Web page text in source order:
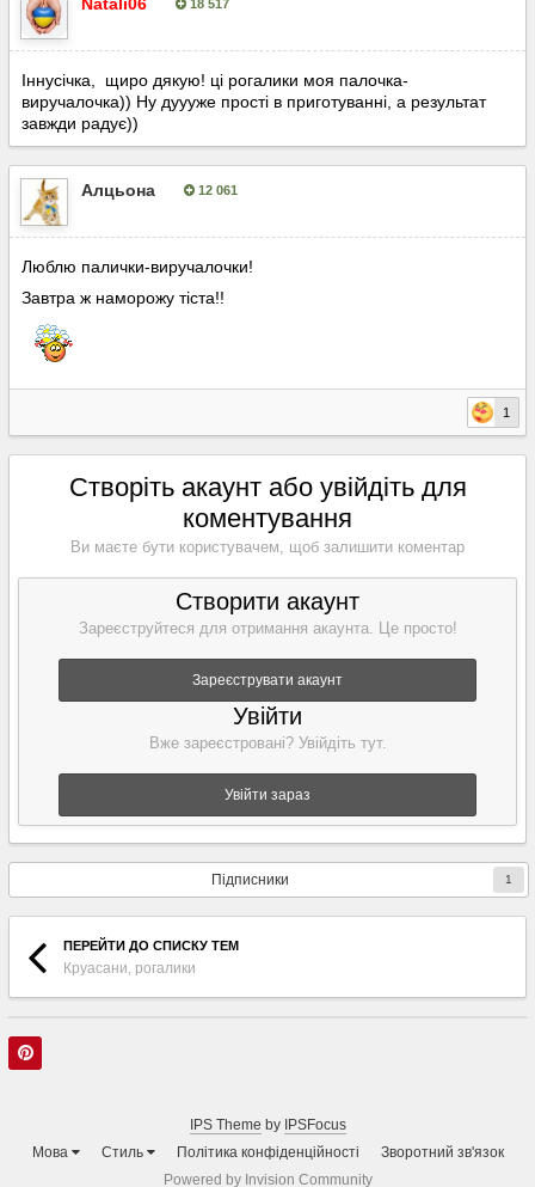
18 517
Іннусічка, щиро дякую! ці рогалики моя палочка-
виручалочка)) Ну дуууже прості в приготуванні, а результат
завжди радує))
Алцьона 12 061
Люблю палички-виручалочки!
Завтра ж наморожу тіста!!
1
Створіть акаунт або увійдіть для
коментування
Ви маєте бути користувачем, щоб залишити коментар
Створити акаунт
Зареєструйтеся для отримання акаунта. Це просто!
Зареєструвати акаунт
Увійти
Вже зареєстровані? Увійдіть тут.
Увійти зараз
Підписники 1
ПЕРЕЙТИ ДО СПИСКУ ТЕМ
Круасани, рогалики
IPS Theme by IPSFocus
Мова
Стиль Політика конфіденційності
Зворотний зв'язок
Powered by Invision Community